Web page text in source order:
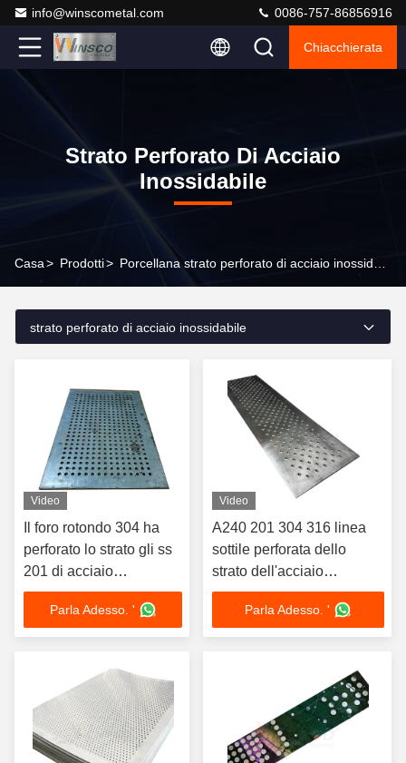
info@winscometal.com 0086-757-86856916
Chiacchierata
Strato Perforato Di Acciaio
Inossidabile
Casa> Prodotti>
strato perforato di acciaio inossidabile
Video
Il foro rotondo 304 ha
perforato lo strato gli ss
201 di acciaio
inossidabile 316 con
superficie marinata
Parla Adesso. '
Video
A240 201 304 316 linea
sottile perforata dello
strato dell'acciaio
inossidabile di 2mm finita
Parla Adesso. '